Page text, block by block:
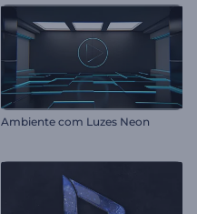
Ambiente com Luzes Neon